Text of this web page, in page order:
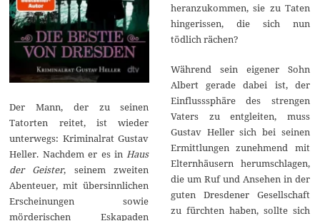
Der Mann, der zu seinen
Tatorten reitet, ist wieder
unterwegs: Kriminalrat Gustav
Heller. Nachdem er es inHaus
der Geister, seinem zweiten
Abenteuer, mit übersinnlichen
Erscheinungen sowie
mörderischen Eskapaden
heranzukommen, sie zu Taten
hingerissen, die sich nun
tödlich rächen?
Während sein eigener Sohn
Albert gerade dabei ist, der
Einflusssphäre des strengen
Vaters zu entgleiten, muss
Gustav Heller sich bei seinen
Ermittlungen zunehmend mit
Elternhäusern herumschlagen,
die um Ruf und Ansehen in der
guten Dresdener Gesellschaft
zu fürchten haben, sollte sich